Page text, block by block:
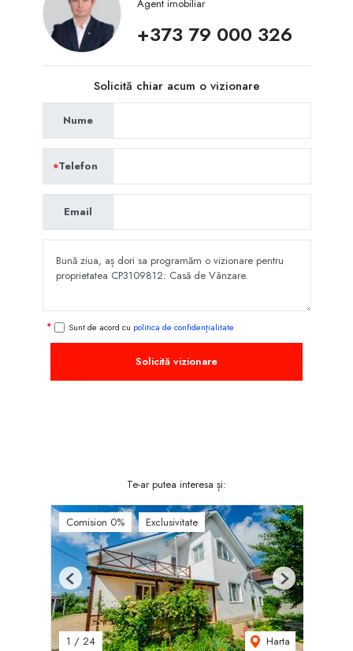
Agent imobiliar
+373 79 000 326
Solicită chiar acum o vizionare
Nume
Telefon
Email
Sunt de acord cu politica de confidențialitate
Solicită vizionare
Te-ar putea interesa și:
Comision 0% Exclusivitate
1 / 24 Harta
Previous Next